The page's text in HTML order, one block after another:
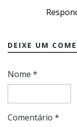
DEIXE UM
Nome *
Comentário *